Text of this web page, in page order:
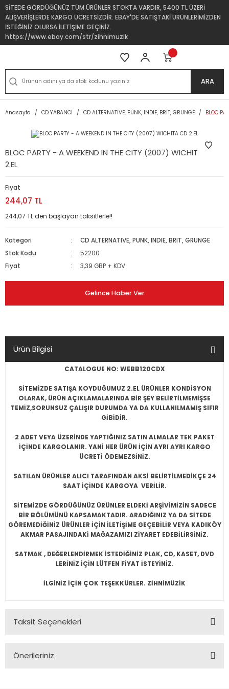
SİTEDE GÖRDÜĞÜNÜZ TÜM ÜRÜNLER STOKTA VARDIR, 5400 TL ÜZERİ
ALIŞVERİŞLERDE KARGO ÜCRETSİZDİR. EBAY'DE SATIŞTAKİ ÜRÜNLERİMİZDEN
İSTEĞİNİZ OLURSA İLETİŞİME GEÇİNİZ.
https://www.ebay.com/str/zihnimuzik
ARA
Anasayfa CD YABANCI CD ALTERNATIVE, PUNK, INDIE, BRIT, GRUNGE BLOC
BLOC PARTY - A WEEKEND IN THE CITY (2007) WICHITA CD
2.EL
Fiyat
244,07 TL
244,07 TL den başlayan taksitlerle!!
Kategori
CD ALTERNATIVE, PUNK, INDIE, BRIT, GRUNGE
Stok Kodu
52200
Fiyat
3,39 GBP + KDV
Gelince Haber Ver
Ürün Bilgisi
CATALOGUE NO: WEBB120CDX
SİTEMİZDE SATIŞA KOYDUĞUMUZ 2.EL ÜRÜNLER KONDİSYON
OLARAK, ÜRÜN AÇIKLAMALARINDA BİR ŞEY BELİRTİLMEMİŞSE
TEMİZ,SORUNSUZ ÇALIŞIR DURUMDA YA DA KULLANILMAMIŞ SIFIR
GİBİDİR.
2 ADET VEYA ÜZERİNDE YAPTIĞINIZ SATIN ALMALAR TEK PAKET
İÇİNDE KARGOLANIR. YANİ HER ÜRÜN İÇİN AYRI AYRI KARGO
ÜCRETİ ÖDEMEZSİNİZ.
SATILAN ÜRÜNLER ALICI TARAFINDAN AKSİ BELİRTİLMEDİKÇE 24
SAAT İÇİNDE KARGOYA VERİLİR.
SİTEMİZDE GÖRDÜĞÜNÜZ ÜRÜNLER ELDEKİ ARŞİVİMİZİN SADECE
BİR BÖLÜMÜNÜ KAPSAMAKTADIR. ARADIĞINIZ YA DA SİTEDE
GÖREMEDİĞİNİZ ÜRÜNLER İÇİN İLETİŞİME GEÇEBİLİR VEYA KADIKÖY
AKMAR PASAJINDAKİ MAĞAZAMIZI ZİYARET EDEBİLİRSİNİZ.
SATMAK , DEĞERLENDİRMEK İSTEDİĞİNİZ PLAK, CD, KASET, DVD
LERİNİZ İÇİN LÜTFEN FİYAT İSTEYİNİZ.
İLGİNİZ İÇİN ÇOK TEŞEKKÜRLER. ZİHNİMÜZİK
Taksit Seçenekleri
Önerileriniz